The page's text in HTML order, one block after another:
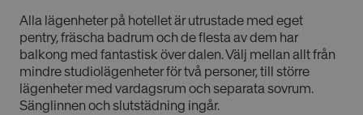
Alla lägenheter på hotellet är utrustade med eget
pentry, fräscha badrum och de flesta av dem har
balkong med fantastisk över dalen. Välj mellan allt från
mindre studiolägenheter för två personer, till större
lägenheter med vardagsrum och separata sovrum.
Sänglinnen och slutstädning ingår.